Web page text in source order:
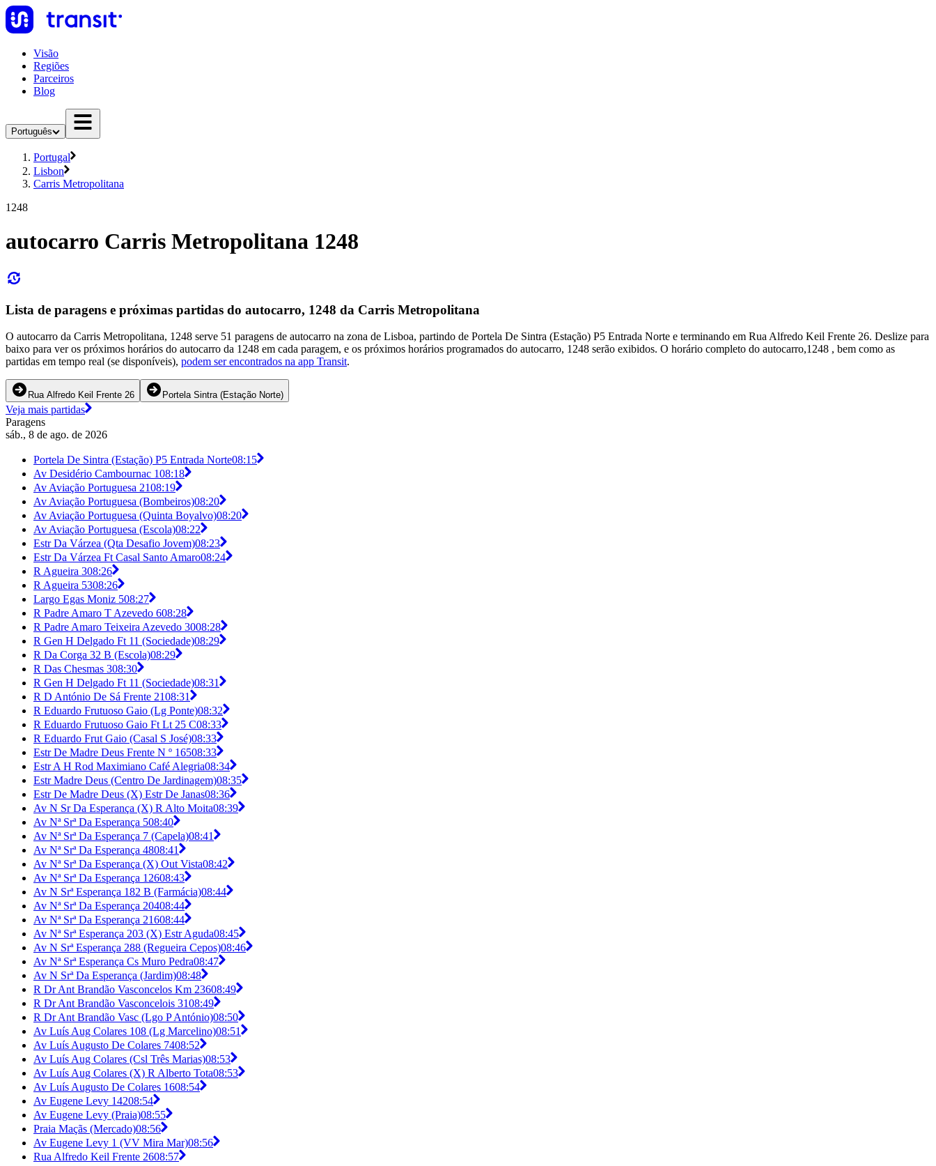
Visão
Regiões
Parceiros
Blog
Português
Portugal
Lisbon
Carris Metropolitana
1248
autocarro Carris Metropolitana 1248
Lista de paragens e próximas partidas do autocarro, 1248 da Carris Metropolitana
O autocarro da Carris Metropolitana, 1248 serve 51 paragens de autocarro na zona de Lisboa, partindo de Portela De Sintra (Estação) P5 Entrada Norte e terminando em Rua Alfredo Keil Frente 26. Deslize para
baixo para ver os próximos horários do autocarro da 1248 em cada paragem, e os próximos horários programados do autocarro, 1248 serão exibidos. O horário completo do autocarro,1248 , bem como as
partidas em tempo real (se disponíveis), podem ser encontrados na app Transit.
Rua Alfredo Keil Frente 26 Portela Sintra (Estação Norte)
Veja mais partidas
Paragens
sáb., 8 de ago. de 2026
Portela De Sintra (Estação) P5 Entrada Norte08:15
Av Desidério Cambournac 108:18
Av Aviação Portuguesa 2108:19
Av Aviação Portuguesa (Bombeiros)08:20
Av Aviação Portuguesa (Quinta Boyalvo)08:20
Av Aviação Portuguesa (Escola)08:22
Estr Da Várzea (Qta Desafio Jovem)08:23
Estr Da Várzea Ft Casal Santo Amaro08:24
R Agueira 308:26
R Agueira 5308:26
Largo Egas Moniz 508:27
R Padre Amaro T Azevedo 608:28
R Padre Amaro Teixeira Azevedo 3008:28
R Gen H Delgado Ft 11 (Sociedade)08:29
R Da Corga 32 B (Escola)08:29
R Das Chesmas 308:30
R Gen H Delgado Ft 11 (Sociedade)08:31
R D António De Sá Frente 2108:31
R Eduardo Frutuoso Gaio (Lg Ponte)08:32
R Eduardo Frutuoso Gaio Ft Lt 25 C08:33
R Eduardo Frut Gaio (Casal S José)08:33
Estr De Madre Deus Frente N º 16508:33
Estr A H Rod Maximiano Café Alegria08:34
Estr Madre Deus (Centro De Jardinagem)08:35
Estr De Madre Deus (X) Estr De Janas08:36
Av N Sr Da Esperança (X) R Alto Moita08:39
Av Nª Srª Da Esperança 508:40
Av Nª Srª Da Esperança 7 (Capela)08:41
Av Nª Srª Da Esperança 4808:41
Av Nª Srª Da Esperança (X) Out Vista08:42
Av Nª Srª Da Esperança 12608:43
Av N Srª Esperança 182 B (Farmácia)08:44
Av Nª Srª Da Esperança 20408:44
Av Nª Srª Da Esperança 21608:44
Av Nª Srª Esperança 203 (X) Estr Aguda08:45
Av N Srª Esperança 288 (Regueira Cepos)08:46
Av Nª Srª Esperança Cs Muro Pedra08:47
Av N Srª Da Esperança (Jardim)08:48
R Dr Ant Brandão Vasconcelos Km 23608:49
R Dr Ant Brandão Vasconcelois 3108:49
R Dr Ant Brandão Vasc (Lgo P António)08:50
Av Luís Aug Colares 108 (Lg Marcelino)08:51
Av Luís Augusto De Colares 7408:52
Av Luís Aug Colares (Csl Três Marias)08:53
Av Luís Aug Colares (X) R Alberto Tota08:53
Av Luís Augusto De Colares 1608:54
Av Eugene Levy 14208:54
Av Eugene Levy (Praia)08:55
Praia Maçãs (Mercado)08:56
Av Eugene Levy 1 (VV Mira Mar)08:56
Rua Alfredo Keil Frente 2608:57